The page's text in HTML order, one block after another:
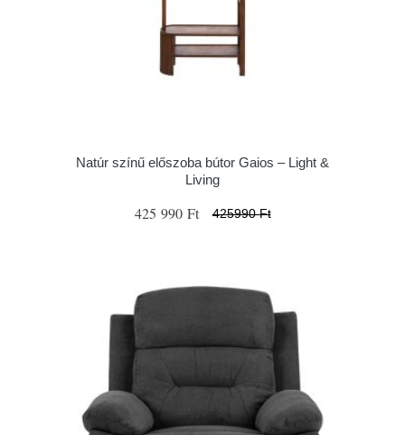
Natúr színű előszoba bútor Gaios – Light &
Living
425 990 Ft 425990 Ft